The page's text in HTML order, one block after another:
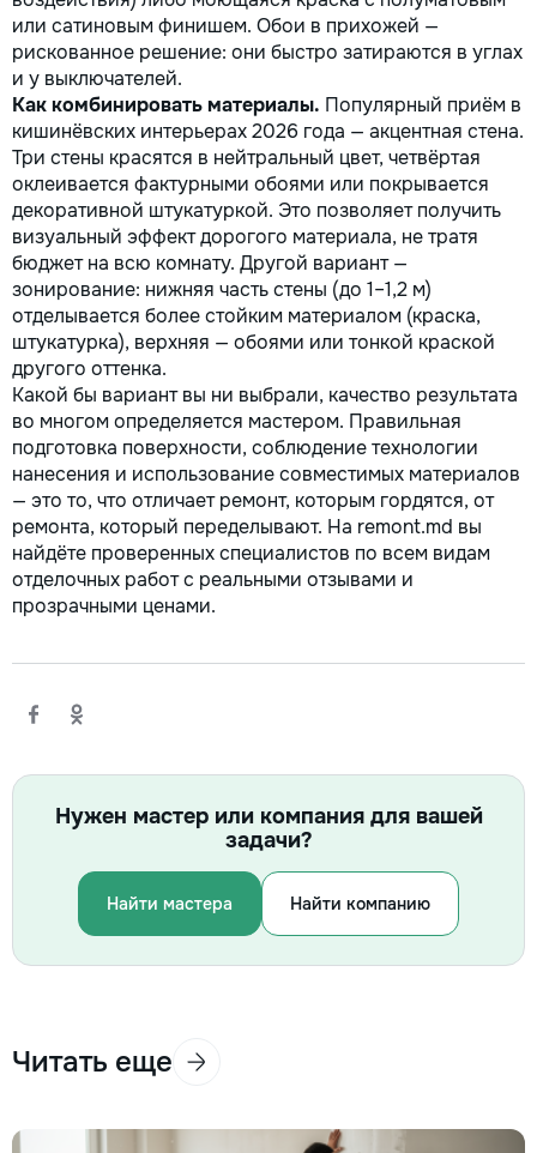
или сатиновым финишем. Обои в прихожей —
рискованное решение: они быстро затираются в углах
и у выключателей.
Как комбинировать материалы. Популярный приём в
кишинёвских интерьерах 2026 года — акцентная стена.
Три стены красятся в нейтральный цвет, четвёртая
оклеивается фактурными обоями или покрывается
декоративной штукатуркой. Это позволяет получить
визуальный эффект дорогого материала, не тратя
бюджет на всю комнату. Другой вариант —
зонирование: нижняя часть стены (до 1–1,2 м)
отделывается более стойким материалом (краска,
штукатурка), верхняя — обоями или тонкой краской
другого оттенка.
Какой бы вариант вы ни выбрали, качество результата
во многом определяется мастером. Правильная
подготовка поверхности, соблюдение технологии
нанесения и использование совместимых материалов
— это то, что отличает ремонт, которым гордятся, от
ремонта, который переделывают. На remont.md вы
найдёте проверенных специалистов по всем видам
отделочных работ с реальными отзывами и
прозрачными ценами.
Нужен мастер или компания для вашей
задачи?
Найти мастера Найти компанию
Читать еще